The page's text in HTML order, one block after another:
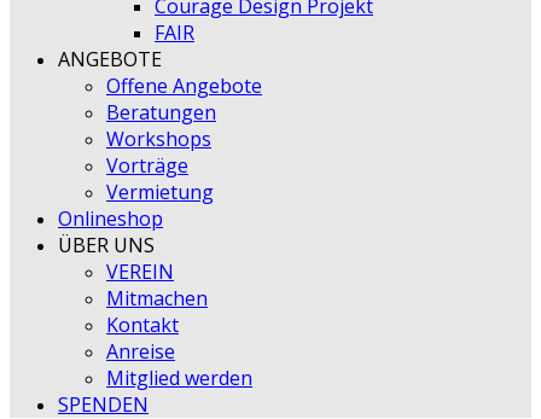
Courage Design Projekt
FAIR
ANGEBOTE
Offene Angebote
Beratungen
Workshops
Vorträge
Vermietung
Onlineshop
ÜBER UNS
VEREIN
Mitmachen
Kontakt
Anreise
Mitglied werden
SPENDEN